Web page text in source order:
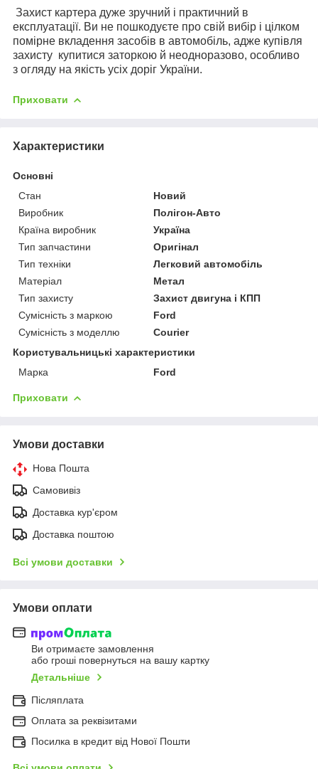
Захист картера дуже зручний і практичний в
експлуатації. Ви не пошкодуєте про свій вибір і цілком
помірне вкладення засобів в автомобіль, адже купівля
захисту купитися заторкою й неодноразово, особливо
з огляду на якість усіх доріг України.
Приховати
Характеристики
Основні
Стан
Новий
Виробник
Полігон-Авто
Країна виробник
Україна
Тип запчастини
Оригінал
Тип техніки
Легковий автомобіль
Матеріал
Метал
Тип захисту
Захист двигуна і КПП
Сумісність з маркою
Ford
Сумісність з моделлю
Courier
Користувальницькі характеристики
Марка
Ford
Приховати
Умови доставки
Нова Пошта
Самовивіз
Доставка кур'єром
Доставка поштою
Всі умови доставки
Умови оплати
Ви отримаєте замовлення
або гроші повернуться на вашу картку
Детальніше
Післяплата
Оплата за реквізитами
Посилка в кредит від Нової Пошти